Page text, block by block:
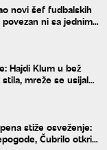
novi šef fudbalskih
ni sa jednim
Hajdi Klum u bež
mreže se usijale
stiže osveženje:
Čubrilo otkrio